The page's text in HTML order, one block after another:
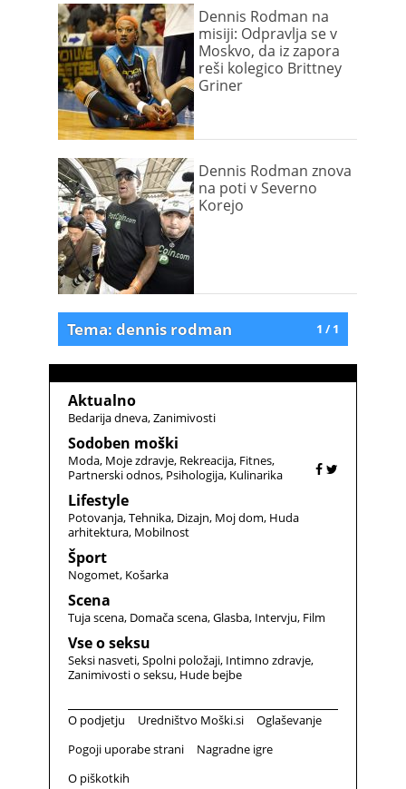
Dennis Rodman na
misiji: Odpravlja se v
Moskvo, da iz zapora
reši kolegico Brittney
Griner
Dennis Rodman znova
na poti v Severno
Korejo
1 / 1
Tema: dennis rodman
Aktualno
Bedarija dneva Zanimivosti
Sodoben moški
Moda Moje zdravje Rekreacija Fitnes
Partnerski odnos Psihologija Kulinarika
Lifestyle
Potovanja Tehnika Dizajn Moj dom Huda
arhitektura Mobilnost
Šport
Nogomet Košarka
Scena
Tuja scena Domača scena Glasba Intervju Film
Vse o seksu
Seksi nasveti Spolni položaji Intimno zdravje
Zanimivosti o seksu Hude bejbe
O podjetju Uredništvo Moški.si
Oglaševanje
Pogoji uporabe strani
Nagradne igre
O piškotkih